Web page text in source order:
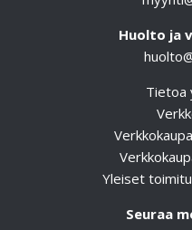
Huolto ja
Tietoa
Yleiset
Seuraa